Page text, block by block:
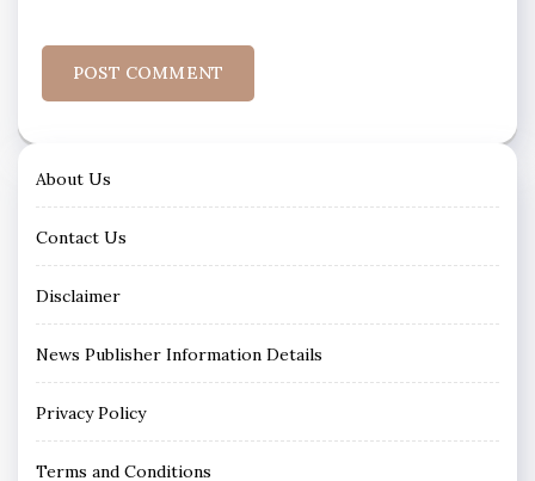
About Us
Contact Us
Disclaimer
News Publisher Information Details
Privacy Policy
Terms and Conditions